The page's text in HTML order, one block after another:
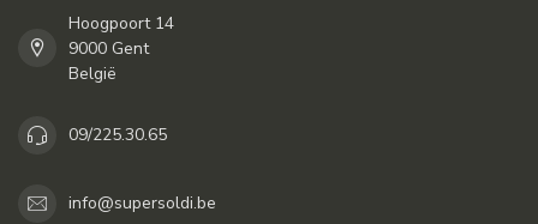
Hoogpoort 14
9000 Gent
België
09/225.30.65
info@supersoldi.be